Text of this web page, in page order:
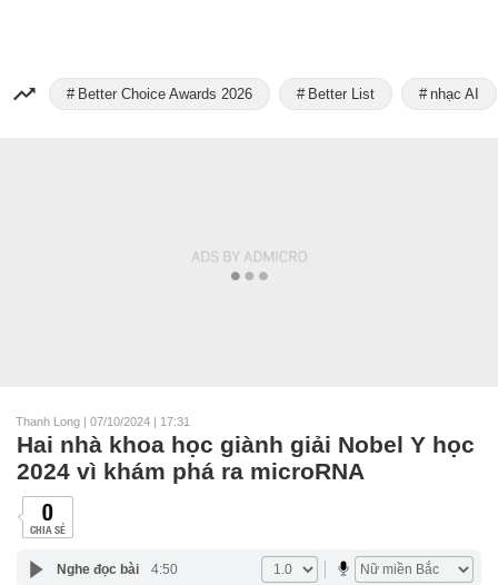
Better Choice Awards 2026 Better List nhạc AI
Thanh Long | 07/10/2024 | 17:31
Hai nhà khoa học giành giải Nobel Y học
2024 vì khám phá ra microRNA
0
CHIA SẺ
Nghe đọc bài 4:50